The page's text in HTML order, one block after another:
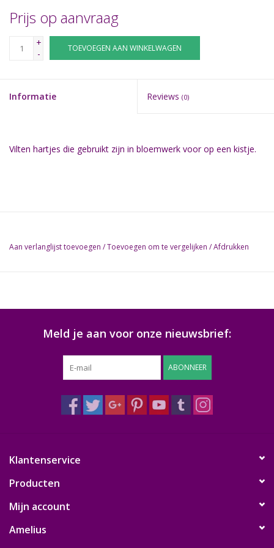
Prijs op aanvraag
+
-
TOEVOEGEN AAN WINKELWAGEN
Informatie Reviews (0)
Vilten hartjes die gebruikt zijn in bloemwerk voor op een kistje.
Aan verlanglijst toevoegen /Toevoegen om te vergelijken /Afdrukken
Meld je aan voor onze nieuwsbrief:
ABONNEER
Klantenservice
Producten
Mijn account
Amelius